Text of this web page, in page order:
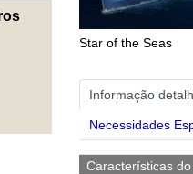
Star of the Seas
Informação
Necessidades
Características